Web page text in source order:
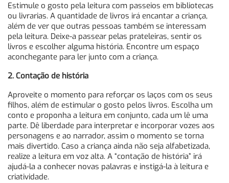
Estimule o gosto pela leitura com passeios em bibliotecas
ou livrarias. A quantidade de livros irá encantar a criança,
além de ver que outras pessoas também se interessam
pela leitura. Deixe-a passear pelas prateleiras, sentir os
livros e escolher alguma história. Encontre um espaço
aconchegante para ler junto com a criança.
2. Contação de história
Aproveite o momento para reforçar os laços com os seus
filhos, além de estimular o gosto pelos livros. Escolha um
conto e proponha a leitura em conjunto, cada um lê uma
parte. Dê liberdade para interpretar e incorporar vozes aos
personagens e ao narrador, assim o momento se torna
mais divertido. Caso a criança ainda não seja alfabetizada,
realize a leitura em voz alta. A “contação de história” irá
ajudá-la a conhecer novas palavras e instigá-la à leitura e
criatividade.